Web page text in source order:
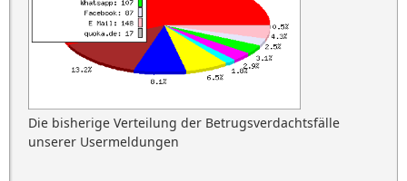
Die bisherige Verteilung der Betrugsverdachtsfälle
unserer Usermeldungen